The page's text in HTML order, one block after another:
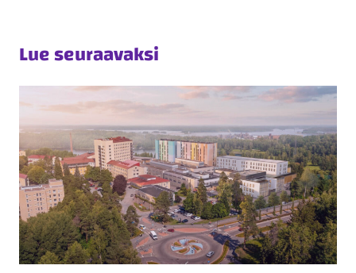
Lue seuraavaksi